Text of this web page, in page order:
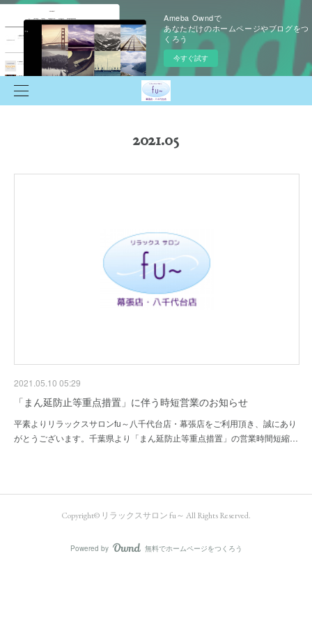
Ameba Owndで
あなただけのホームページやブログをつ
くろう
今すぐ試す
2021.05
2021.05.10 05:29
「まん延防止等重点措置」に伴う時短営業のお知らせ
平素よりリラックスサロンfu～八千代台店・幕張店をご利用頂き、誠にあり
がとうございます。千葉県より「まん延防止等重点措置」の営業時間短縮…
Copyright© リラックスサロン fu～ All Rights Reserved.
Powered by AmebaOwnd
無料でホームページをつくろう